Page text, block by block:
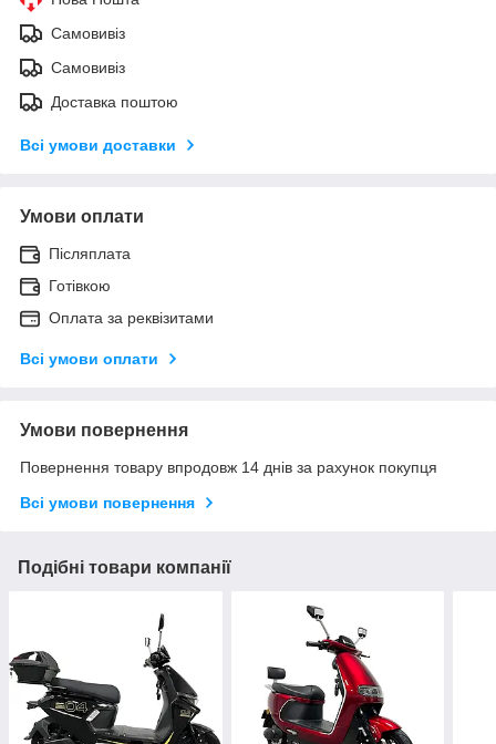
Самовивіз
Самовивіз
Доставка поштою
Всі умови доставки
Умови оплати
Післяплата
Готівкою
Оплата за реквізитами
Всі умови оплати
Умови повернення
Повернення товару впродовж 14 днів за рахунок покупця
Всі умови повернення
Подібні товари компанії